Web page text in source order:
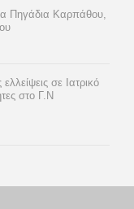
Πηγάδια Καρπάθου,
σε Ιατρικό
στο Γ.Ν